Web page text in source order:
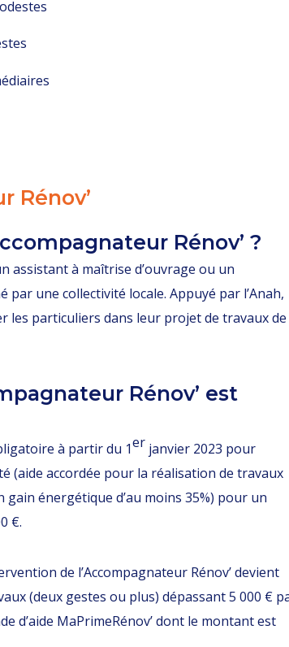
Rénov’
Rénov’ ?
assistant à maîtrise d’ouvrage ou un
une collectivité locale. Appuyé par l’Anah,
les particuliers dans leur projet de travaux de
Rénov’ est
à partir du 1er janvier 2023 pour
(aide accordée pour la réalisation de travaux
énergétique d’au moins 35%) pour un
€.
de l’Accompagnateur Rénov’ devient
(deux gestes ou plus) dépassant 5 000 €
d’aide MaPrimeRénov’ dont le montant est